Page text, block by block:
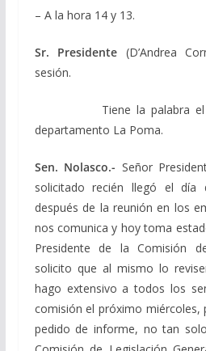
– A la hora 14 y 13.
Sr. Presidente (D’Andrea
sesión.
Tiene la palabra el
departamento La Poma.
Sen. Nolasco.- Señor
solicitado recién llegó el día
después de la reunión en los
nos comunica y hoy toma
Presidente de la Comisión
solicito que al mismo lo
hago extensivo a todos los
comisión el próximo miércoles,
pedido de informe, no tan